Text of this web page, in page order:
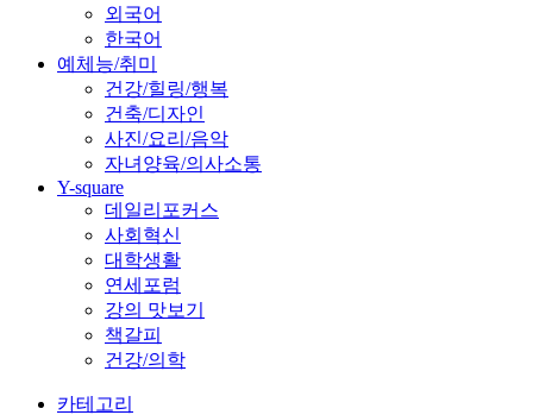
외국어
한국어
예체능/취미
건강/힐링/행복
건축/디자인
사진/요리/음악
자녀양육/의사소통
Y-square
데일리포커스
사회혁신
대학생활
연세포럼
강의 맛보기
책갈피
건강/의학
카테고리